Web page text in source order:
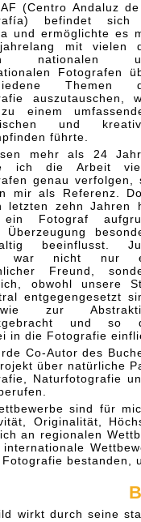
(Centro Andaluz
befindet sich
und ermöglichte es
mit vielen
nationalen
Fotografen
Themen
auszutauschen,
einem
und
führte.
mehr als 24
ich die Arbeit
genau verfolgen,
mir als Referenz.
letzten zehn Jahren
Fotograf
Überzeugung
beeinflusst.
war nicht nur
Freund,
obwohl unsere
entgegengesetzt
zur
und so
in die Fotografie
Co-Autor des
über natürliche
Naturfotografie
sind für
Originalität,
an regionalen
Fotografie bestanden,
wirkt durch seine